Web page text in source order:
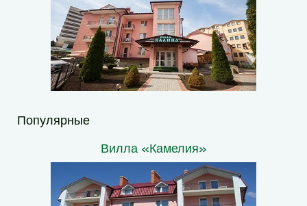
Популярные
Вилла «Камелия»